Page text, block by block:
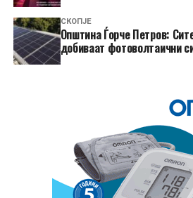
СКОПЈЕ
Општина Ѓорче Петров:
добиваат фотоволтаични